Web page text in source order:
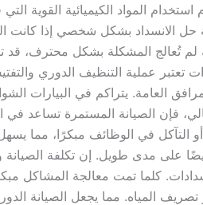
المواد الكيميائية القوية التي
حل الانسداد بشكل شخصي إذا كانت
تُعالج المشكلة بشكل محترف، قد
تعتبر عملية التنظيف الدوري
العامة. يتراكم في البيارات
فإن الصيانة المستمرة تساعد
التآكل في الوظائف مبكرًا، مما
على مدى طويل. إن تكلفة الصيانة
كلما تمت معالجة المشاكل
تصريف المياه. مما يجعل الصيانة